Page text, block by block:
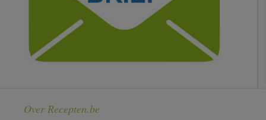
Over Recepten.be